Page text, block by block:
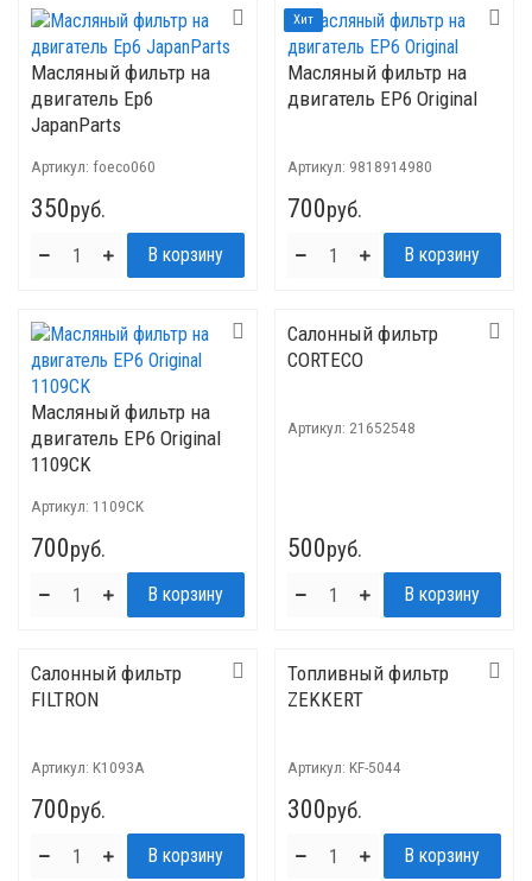
Масляный фильтр на
двигатель Ер6
JapanParts
Артикул: foeco060
350руб.
Хит
Масляный фильтр на
двигатель ЕР6 Original
Артикул: 9818914980
700руб.
Масляный фильтр на
двигатель ЕР6 Original
1109CK
Артикул: 1109CK
700руб.
Салонный фильтр
CORTECO
Артикул: 21652548
500руб.
Салонный фильтр
FILTRON
Артикул: K1093A
700руб.
Топливный фильтр
ZEKKERT
Артикул: KF-5044
300руб.